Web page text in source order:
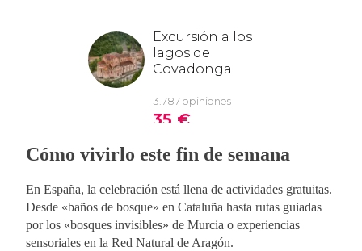
Cómo vivirlo este fin de semana
En España, la celebración está llena de actividades gratuitas.
Desde «baños de bosque» en Cataluña hasta rutas guiadas
por los «bosques invisibles» de Murcia o experiencias
sensoriales en la Red Natural de Aragón.